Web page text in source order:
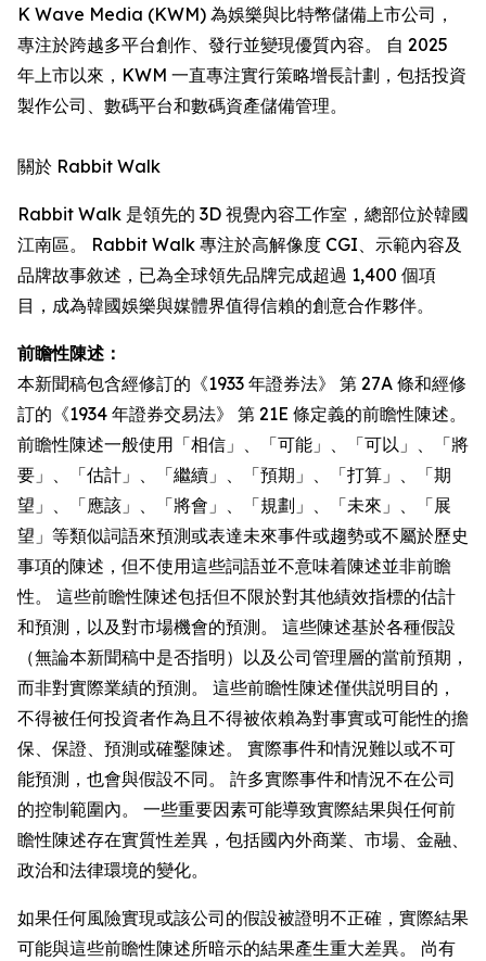
K Wave Media (KWM) 為娛樂與比特幣儲備上市公司，
專注於跨越多平台創作、發行並變現優質內容。 自 2025
年上市以來，KWM 一直專注實行策略增長計劃，包括投資
製作公司、數碼平台和數碼資產儲備管理。
關於 Rabbit Walk
Rabbit Walk 是領先的 3D 視覺內容工作室，總部位於韓國
江南區。 Rabbit Walk 專注於高解像度 CGI、示範內容及
品牌故事敘述，已為全球領先品牌完成超過 1,400 個項
目，成為韓國娛樂與媒體界值得信賴的創意合作夥伴。
前瞻性陳述：
本新聞稿包含經修訂的《1933 年證券法》 第 27A 條和經修
訂的《1934 年證券交易法》 第 21E 條定義的前瞻性陳述。
前瞻性陳述一般使用「相信」、「可能」、「可以」、「將
要」、「估計」、「繼續」、「預期」、「打算」、「期
望」、「應該」、「將會」、「規劃」、「未來」、「展
望」等類似詞語來預測或表達未來事件或趨勢或不屬於歷史
事項的陳述，但不使用這些詞語並不意味着陳述並非前瞻
性。 這些前瞻性陳述包括但不限於對其他績效指標的估計
和預測，以及對市場機會的預測。 這些陳述基於各種假設
（無論本新聞稿中是否指明）以及公司管理層的當前預期，
而非對實際業績的預測。 這些前瞻性陳述僅供説明目的，
不得被任何投資者作為且不得被依賴為對事實或可能性的擔
保、保證、預測或確鑿陳述。 實際事件和情況難以或不可
能預測，也會與假設不同。 許多實際事件和情況不在公司
的控制範圍內。 一些重要因素可能導致實際結果與任何前
瞻性陳述存在實質性差異，包括國內外商業、市場、金融、
政治和法律環境的變化。
如果任何風險實現或該公司的假設被證明不正確，實際結果
可能與這些前瞻性陳述所暗示的結果產生重大差異。 尚有